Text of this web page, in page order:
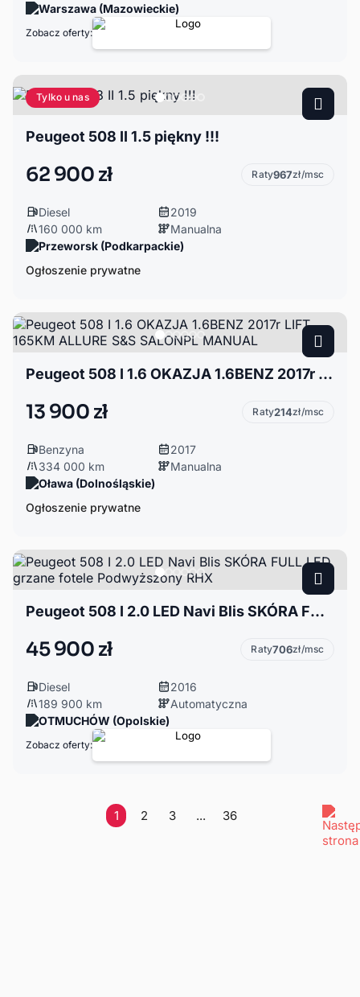
Warszawa (Mazowieckie)
Zobacz oferty:
Tylko u nas
Peugeot 508 II 1.5 piękny !!!
62 900 zł Raty967zł/msc
Diesel
2019
160 000 km
Manualna
Przeworsk (Podkarpackie)
Ogłoszenie prywatne
Peugeot 508 I 1.6 OKAZJA 1.6BENZ 2017r LIFT 165KM ALLURE S&S SALONPL MANUAL
13 900 zł Raty214zł/msc
Benzyna
2017
334 000 km
Manualna
Oława (Dolnośląskie)
Ogłoszenie prywatne
Peugeot 508 I 2.0 LED Navi Blis SKÓRA FULL LED grzane fotele Podwyższony RHX
45 900 zł Raty706zł/msc
Diesel
2016
189 900 km
Automatyczna
OTMUCHÓW (Opolskie)
Zobacz oferty:
1 2 3 ... 36